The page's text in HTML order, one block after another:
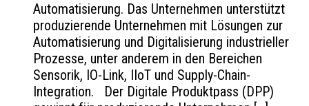
Automatisierung. Das Unternehmen unterstützt
produzierende Unternehmen mit Lösungen zur
Automatisierung und Digitalisierung industrieller
Prozesse, unter anderem in den Bereichen
Sensorik, IO-Link, IIoT und Supply-Chain-
Integration. Der Digitale Produktpass (DPP)